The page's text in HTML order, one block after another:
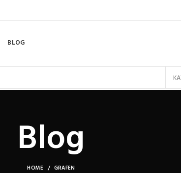
BLOG
Blog
HOME GRAFEN